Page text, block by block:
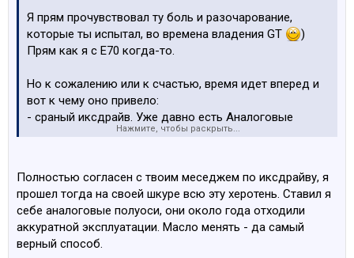
Я прям прочувствовал ту боль и разочарование,
которые ты испытал, во времена владения GT
)
Прям как я с Е70 когда-то.
Но к сожалению или к счастью, время идет вперед и
вот к чему оно привело:
- сраный иксдрайв. Уже давно есть Аналоговые
полуоси и даже гранаты отдельно, которые ходят
проблем не будет. Сайлентблоки заднего редуктора
Это да, нужно еще уговорить мастера, чтобы
согласились поменять их
Они разбитые у
большинства, но вот жеж нюанс: большинство людей
не чувствуют никакой разницы при замене, вообще
Нажмите, чтобы раскрыть...
Полностью согласен с твоим меседжем по иксдрайву, я
прошел тогда на своей шкуре всю эту херотень. Ставил я
себе аналоговые полуоси, они около года отходили
аккуратной эксплуатации. Масло менять - да самый
верный способ.